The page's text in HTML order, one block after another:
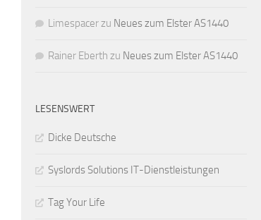
Limespacerzu Neues zum Elster AS1440
Rainer Eberth zu Neues zum Elster AS1440
LESENSWERT
Dicke Deutsche
Syslords Solutions IT-Dienstleistungen
Tag Your Life